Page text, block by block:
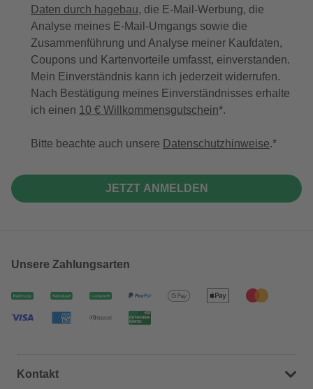
Daten durch hagebau, die E-Mail-Werbung, die
Analyse meines E-Mail-Umgangs sowie die
Zusammenführung und Analyse meiner Kaufdaten,
Coupons und Kartenvorteile umfasst, einverstanden.
Mein Einverständnis kann ich jederzeit widerrufen.
Nach Bestätigung meines Einverständnisses erhalte
ich einen 10 € Willkommensgutschein*.
Bitte beachte auch unsere Datenschutzhinweise.
JETZT ANMELDEN
Unsere Zahlungsarten
Kontakt